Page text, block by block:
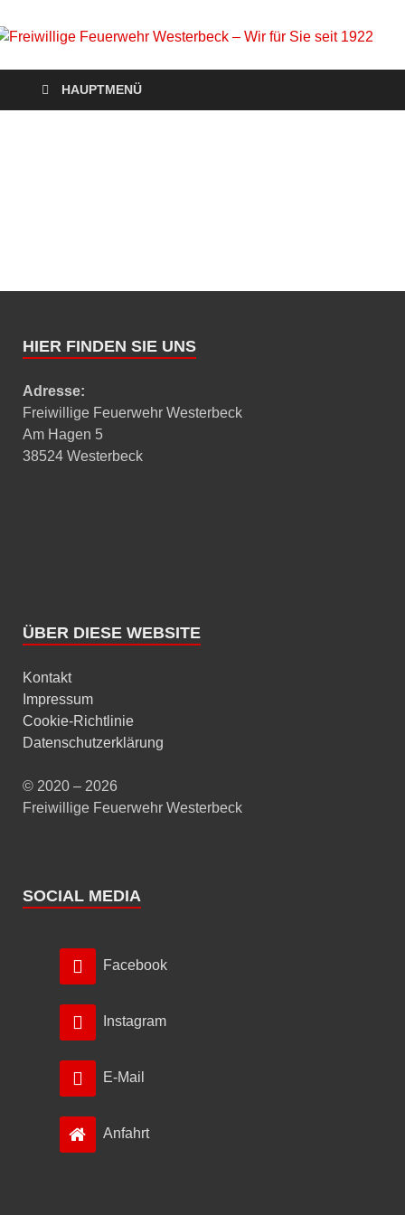
Freiwillige Feuerwehr
Westerbeck – Wir für
Homepage der Freiwilligen Feuerwehr Westerbeck: Aktuelles,
Veranstaltungen, Einsätze, Unsere Wehr, Jugendfeuerwehr,
Mach mit!
HAUPTMENÜ
HIER FINDEN SIE UNS
Adresse:
Freiwillige Feuerwehr Westerbeck
Am Hagen 5
38524 Westerbeck
ÜBER DIESE WEBSITE
Kontakt
Impressum
Cookie-Richtlinie
Datenschutzerklärung
© 2020 – 2026
Freiwillige Feuerwehr Westerbeck
SOCIAL MEDIA
Facebook
Instagram
E-Mail
Anfahrt